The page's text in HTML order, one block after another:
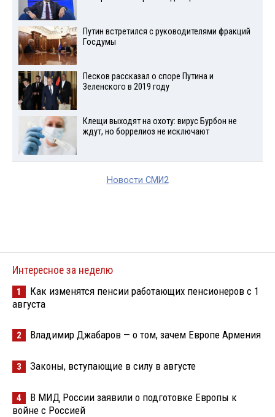
Путин встретился с руководителями фракций
Госдумы
Песков рассказал о споре Путина и
Зеленского в 2019 году
Клещи выходят на охоту: вирус Бурбон не
ждут, но боррелиоз не исключают
Новости СМИ2
Интересное за неделю
1
Как изменятся пенсии работающих пенсионеров с 1
августа
2 Владимир Джабаров — о том, зачем Европе Армения
3 Законы, вступающие в силу в августе
4
В МИД России заявили о подготовке Европы к
войне с Россией